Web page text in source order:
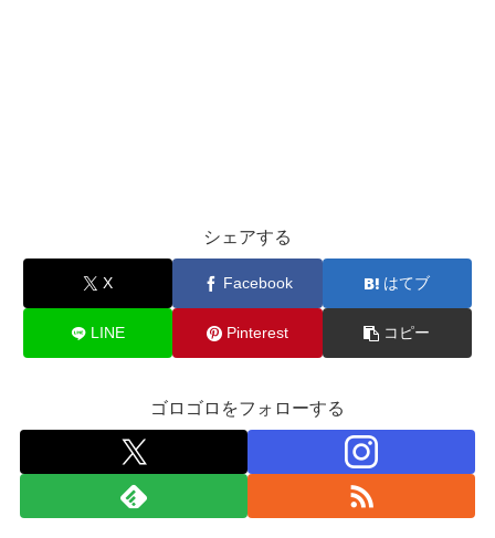
シェアする
X Facebook はてブ
LINE Pinterest コピー
ゴロゴロをフォローする